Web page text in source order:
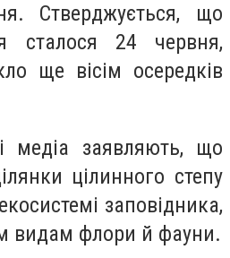
Стверджується, що
сталося 24 червня,
ще вісім осередків
медіа заявляють, що
цілинного степу
заповідника,
видам флори й фауни.